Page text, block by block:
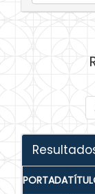
PORTADA